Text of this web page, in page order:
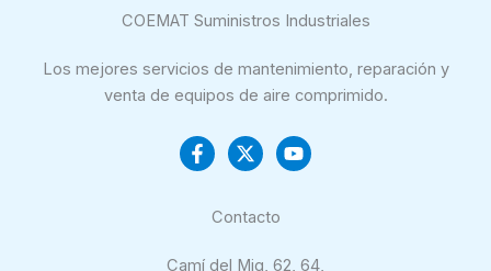
COEMAT Suministros Industriales
Los mejores servicios de mantenimiento, reparación y
venta de equipos de aire comprimido.
Contacto
Camí del Mig, 62, 64,